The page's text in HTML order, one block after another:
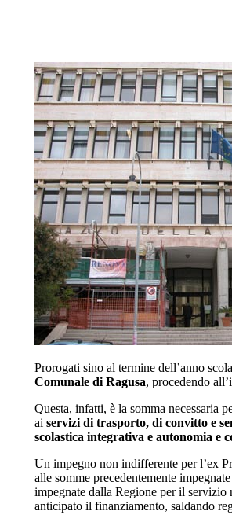
Prorogati sino al termine dell’anno
Comunale di Ragusa, procedendo
Questa, infatti, è la somma necessaria
ai servizi di trasporto, di convitto e
scolastica integrativa e autonomia e
Un impegno non indifferente per l’ex
alle somme precedentemente
impegnate dalla Regione per il servizio
anticipato il finanziamento, saldando